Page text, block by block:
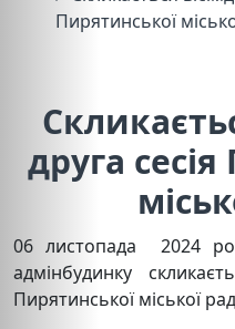
Пирятинської
друга
06 листопада 2024
адмінбудинку
Пирятинської міської